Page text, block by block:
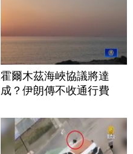
霍爾木茲海峽協議將達
成？伊朗傳不收通行費